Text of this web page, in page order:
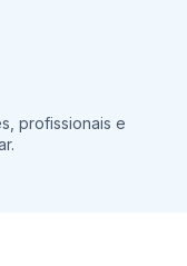
profissionais e